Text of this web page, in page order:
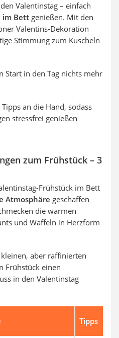
Valentinstag – einfach
im Bett genießen. Mit den
Valentins-Dekoration
Stimmung zum Kuscheln
Start in den Tag nichts mehr
an die Hand, sodass
stressfrei genießen
zum Frühstück – 3
Frühstück im Bett
Atmosphäre geschaffen
die warmen
und Waffeln in Herzform
aber raffinierten
Frühstück einen
in den Valentinstag
Tipps